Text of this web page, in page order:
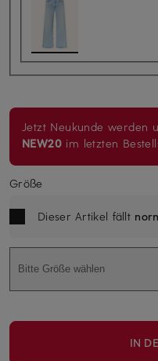
Jetzt Neukunde werden
NEW20 im letzten
Größe
Dieser Artikel fällt
Bitte Größe wählen
IN